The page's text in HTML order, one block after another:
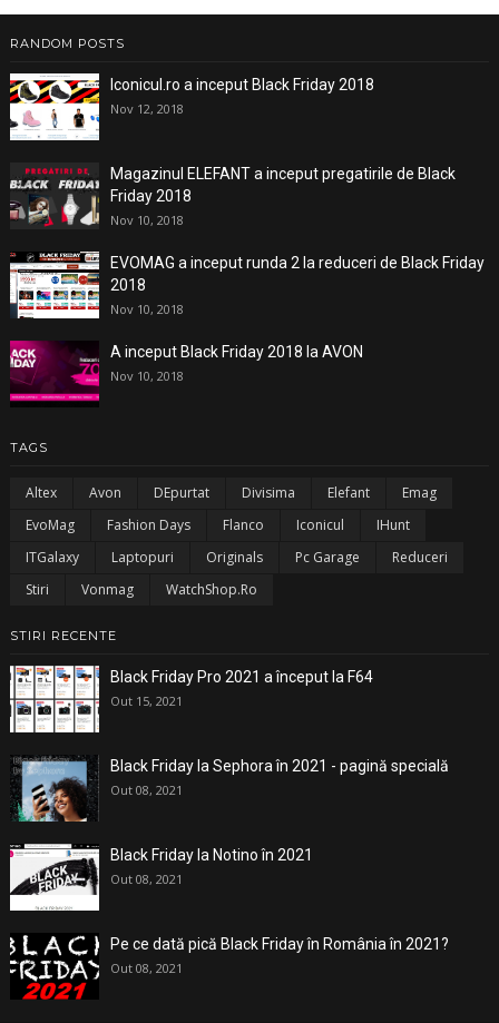
RANDOM POSTS
Iconicul.ro a inceput Black Friday 2018
Nov 12, 2018
Magazinul ELEFANT a inceput pregatirile de Black
Friday 2018
Nov 10, 2018
EVOMAG a inceput runda 2 la reduceri de Black Friday
2018
Nov 10, 2018
A inceput Black Friday 2018 la AVON
Nov 10, 2018
TAGS
Altex Avon DEpurtat Divisima Elefant
Emag
EvoMag
Fashion Days Flanco Iconicul
IHunt
ITGalaxy
Laptopuri Originals Pc Garage
Reduceri
Stiri
Vonmag WatchShop.ro
STIRI RECENTE
Black Friday Pro 2021 a început la F64
Out 15, 2021
Black Friday la Sephora în 2021 - pagină specială
Out 08, 2021
Black Friday la Notino în 2021
Out 08, 2021
Pe ce dată pică Black Friday în România în 2021?
Out 08, 2021